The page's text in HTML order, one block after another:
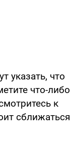
указать, что
что-либо
к